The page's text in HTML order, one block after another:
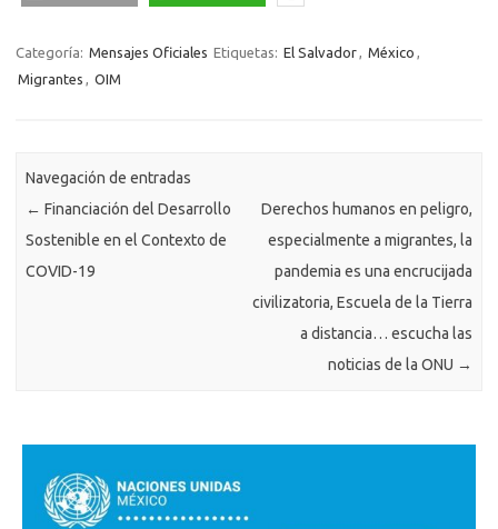
Categoría: Mensajes Oficiales Etiquetas: El Salvador, México ,
Migrantes , OIM
Navegación de entradas
← Financiación del Desarrollo
Sostenible en el Contexto de
COVID-19
Derechos humanos en peligro,
especialmente a migrantes, la
pandemia es una encrucijada
civilizatoria, Escuela de la Tierra
a distancia… escucha las
noticias de la ONU →